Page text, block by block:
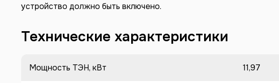
устройство должно быть включено.
Технические характеристики
Мощность ТЭН, кВт 11,97